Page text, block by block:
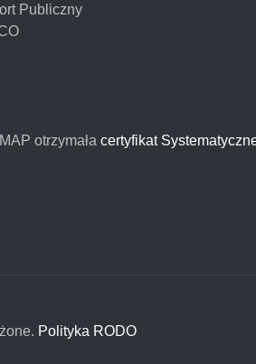
Publiczny
otrzymała certyfikat
Polityka RODO